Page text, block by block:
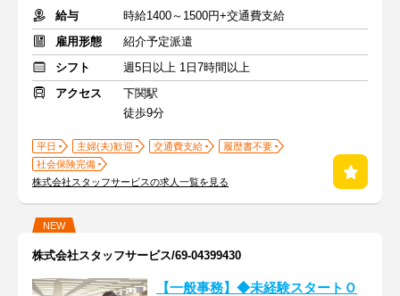
給与
時給1400～1500円+交通費支給
雇用形態
紹介予定派遣
シフト
週5日以上 1日7時間以上
アクセス
下関駅
徒歩9分
平日 主婦(夫)歓迎 交通費支給
履歴書不要
社会保険完備
株式会社スタッフサービスの求人一覧を見る
NEW
株式会社スタッフサービス/69-04399430
【一般事務】◆未経験スタートＯ